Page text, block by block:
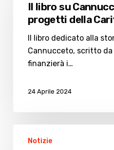
Cannucceto
finanzierà
progetti
della
Il libro su
progetti della
Il libro dedicato alla
Cannucceto, scritto
finanzierà i…
24 Aprile 2024
Notizie